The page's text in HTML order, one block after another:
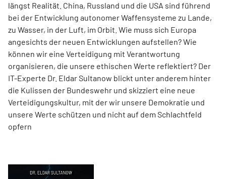
längst Realität. China, Russland und die USA sind führend
bei der Entwicklung autonomer Waffensysteme zu Lande,
zu Wasser, in der Luft, im Orbit. Wie muss sich Europa
angesichts der neuen Entwicklungen aufstellen? Wie
können wir eine Verteidigung mit Verantwortung
organisieren, die unsere ethischen Werte reflektiert? Der
IT-Experte Dr. Eldar Sultanow blickt unter anderem hinter
die Kulissen der Bundeswehr und skizziert eine neue
Verteidigungskultur, mit der wir unsere Demokratie und
unsere Werte schützen und nicht auf dem Schlachtfeld
opfern